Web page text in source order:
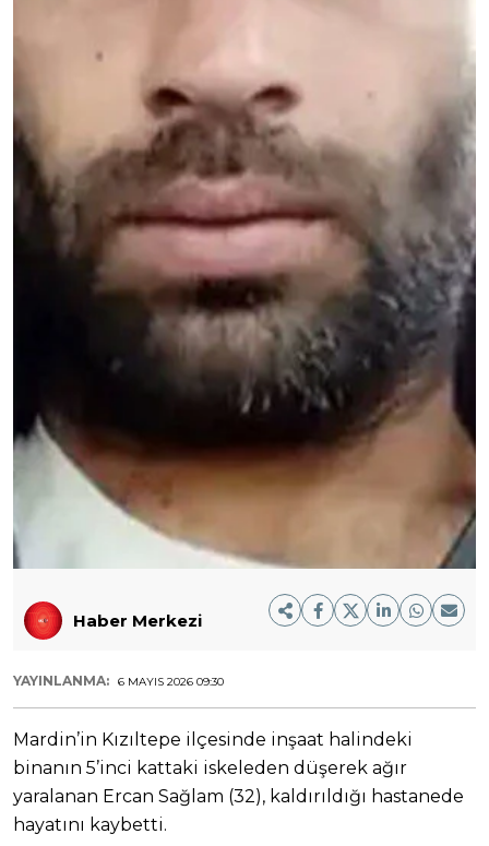
Haber Merkezi
YAYINLANMA: 6 MAYIS 2026 09:30
Mardin’in Kızıltepe ilçesinde inşaat halindeki
binanın 5’inci kattaki iskeleden düşerek ağır
yaralanan Ercan Sağlam (32), kaldırıldığı hastanede
hayatını kaybetti.